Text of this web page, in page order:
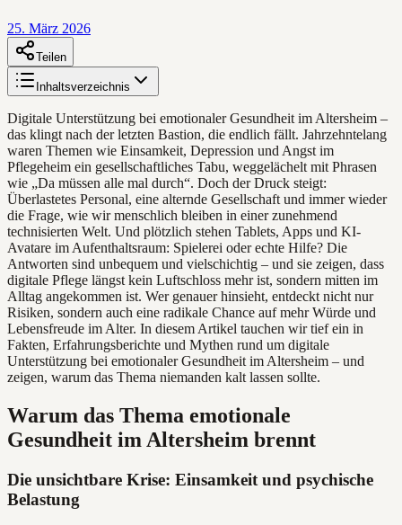
25. März 2026
Teilen
Inhaltsverzeichnis
Digitale Unterstützung bei emotionaler Gesundheit im Altersheim –
das klingt nach der letzten Bastion, die endlich fällt. Jahrzehntelang
waren Themen wie Einsamkeit, Depression und Angst im
Pflegeheim ein gesellschaftliches Tabu, weggelächelt mit Phrasen
wie „Da müssen alle mal durch“. Doch der Druck steigt:
Überlastetes Personal, eine alternde Gesellschaft und immer wieder
die Frage, wie wir menschlich bleiben in einer zunehmend
technisierten Welt. Und plötzlich stehen Tablets, Apps und KI-
Avatare im Aufenthaltsraum: Spielerei oder echte Hilfe? Die
Antworten sind unbequem und vielschichtig – und sie zeigen, dass
digitale Pflege längst kein Luftschloss mehr ist, sondern mitten im
Alltag angekommen ist. Wer genauer hinsieht, entdeckt nicht nur
Risiken, sondern auch eine radikale Chance auf mehr Würde und
Lebensfreude im Alter. In diesem Artikel tauchen wir tief ein in
Fakten, Erfahrungsberichte und Mythen rund um digitale
Unterstützung bei emotionaler Gesundheit im Altersheim – und
zeigen, warum das Thema niemanden kalt lassen sollte.
Warum das Thema emotionale
Gesundheit im Altersheim brennt
Die unsichtbare Krise: Einsamkeit und psychische
Belastung